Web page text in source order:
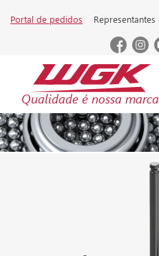
Portal de pedidos Representantes
Qualidade é nossa marca